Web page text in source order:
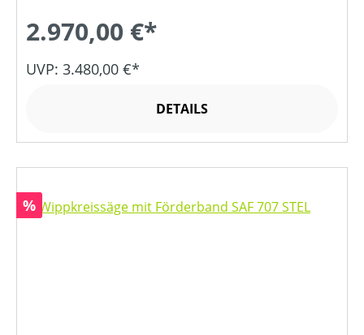
2.970,00 €*
UVP: 3.480,00 €*
DETAILS
Rabatt
%